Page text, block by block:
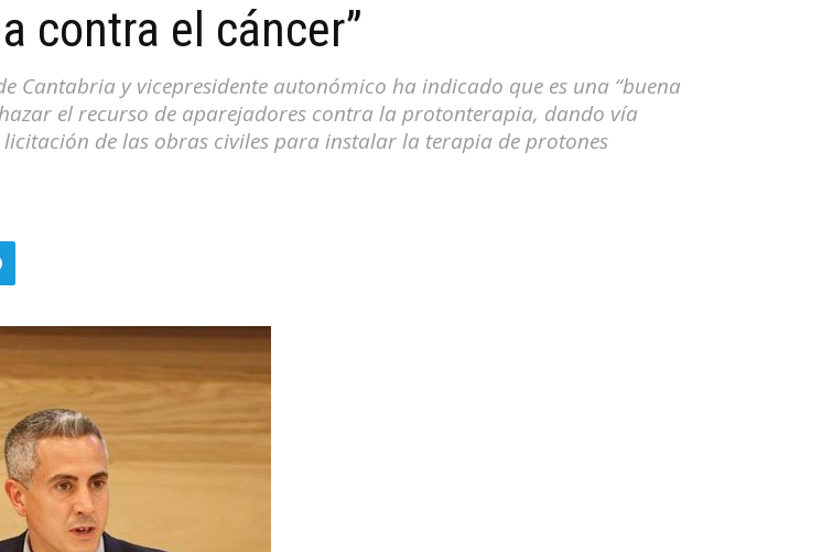
contra el cáncer”
Cantabria y vicepresidente autonómico ha indicado que es una “buena
el recurso de aparejadores contra la protonterapia, dando vía
de las obras civiles para instalar la terapia de protones